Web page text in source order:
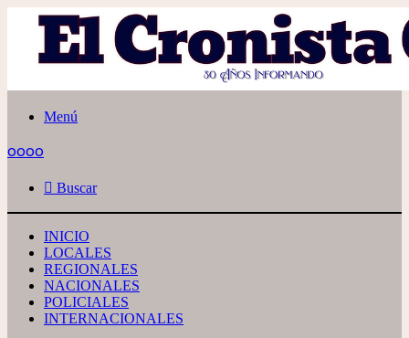
Menú
oooo
Buscar
INICIO
LOCALES
REGIONALES
NACIONALES
POLICIALES
INTERNACIONALES